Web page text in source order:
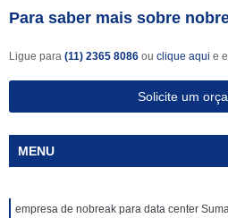
Para saber mais sobre
Ligue para (11) 2365 8086 ou clique aqui e
Solicite um
MENU
empresa de nobreak para data center